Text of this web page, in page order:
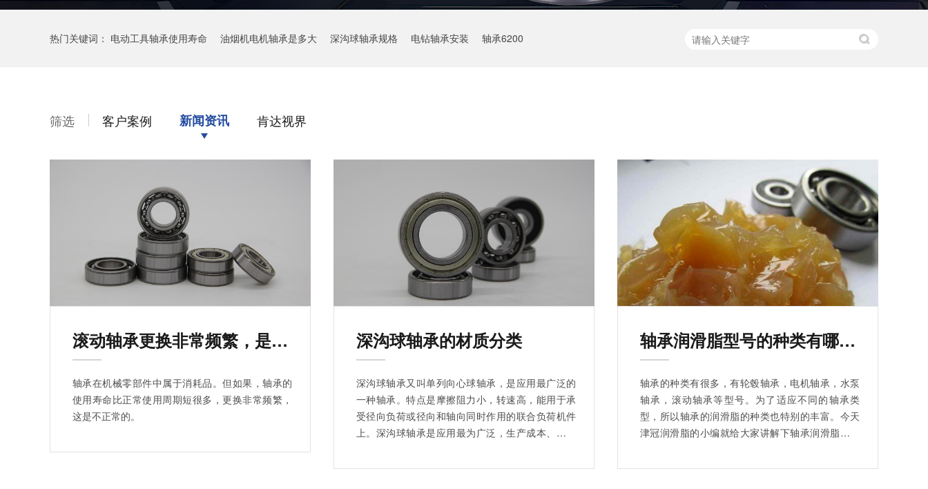
热门关键词： 电动工具轴承使用寿命 油烟机电机轴承是多大 深沟球轴承规格 电钻轴承安装 轴承6200
筛选 客户案例 新闻资讯 肯达视界
滚动轴承更换非常频繁，是什么原因？
轴承在机械零部件中属于消耗品。但如果，轴承的
使用寿命比正常使用周期短很多，更换非常频繁，
这是不正常的。
深沟球轴承的材质分类
深沟球轴承又叫单列向心球轴承，是应用最广泛的
一种轴承。特点是摩擦阻力小，转速高，能用于承
受径向负荷或径向和轴向同时作用的联合负荷机件
上。深沟球轴承是应用最为广泛，生产成本、维护
心。
轴承润滑脂型号的种类有哪些？（一）
轴承的种类有很多，有轮毂轴承，电机轴承，水泵
轴承，滚动轴承等型号。为了适应不同的轴承类
型，所以轴承的润滑脂的种类也特别的丰富。今天
津冠润滑脂的小编就给大家讲解下轴承润滑脂型号